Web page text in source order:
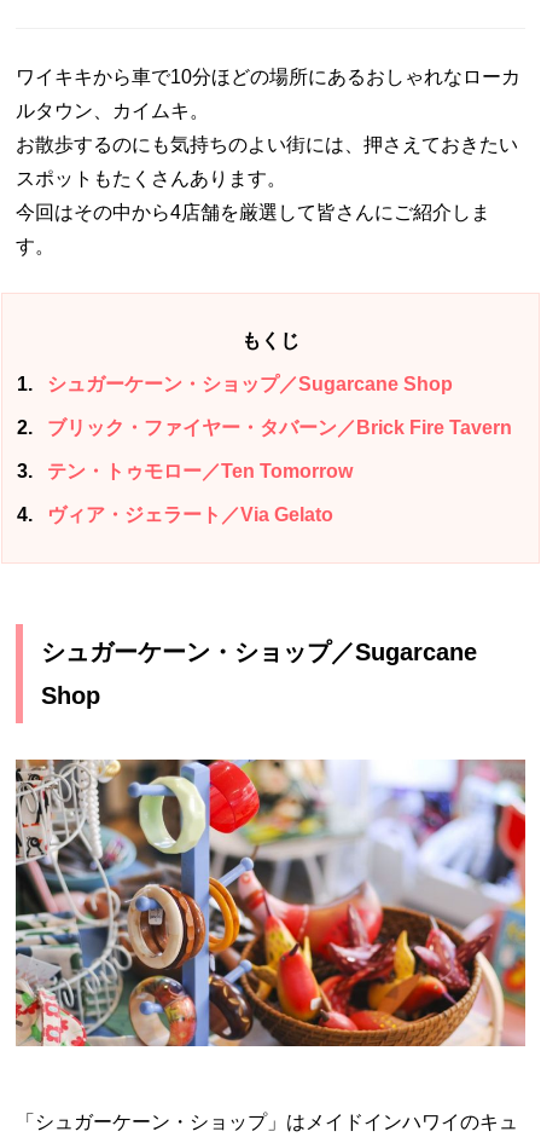
ワイキキから車で10分ほどの場所にあるおしゃれなローカ
ルタウン、カイムキ。
お散歩するのにも気持ちのよい街には、押さえておきたい
スポットもたくさんあります。
今回はその中から4店舗を厳選して皆さんにご紹介しま
す。
もくじ
1 シュガーケーン・ショップ／Sugarcane Shop
2 ブリック・ファイヤー・タバーン／Brick Fire Tavern
3 テン・トゥモロー／Ten Tomorrow
4 ヴィア・ジェラート／Via Gelato
シュガーケーン・ショップ／Sugarcane
Shop
「シュガーケーン・ショップ」はメイドインハワイのキュ